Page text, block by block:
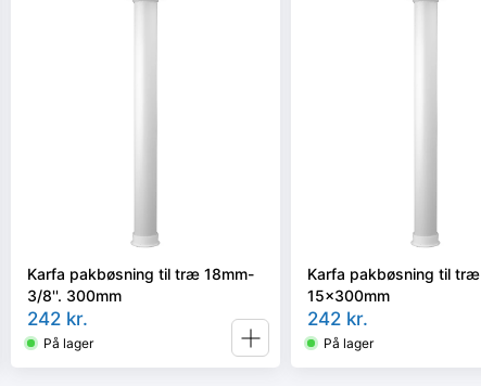
Karfa pakbøsning til træ 18mm-
3/8''. 300mm
242 kr.
På lager
Karfa pakbøsning til træ
15x300mm
242 kr.
På lager